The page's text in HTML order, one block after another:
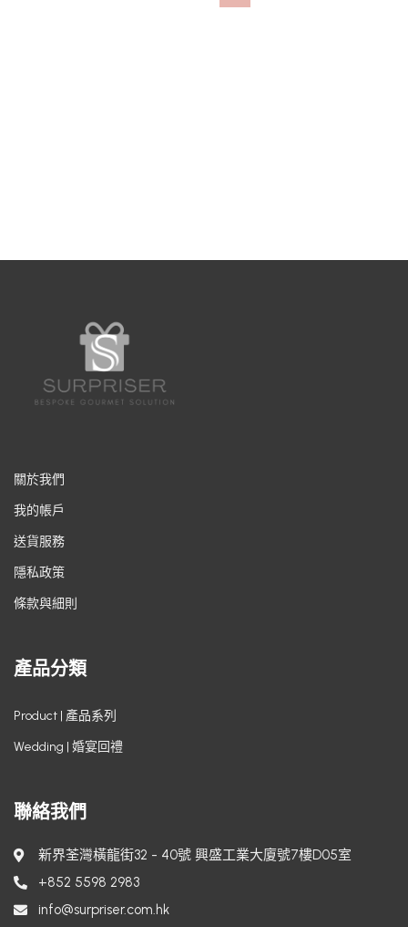
關於我們
我的帳戶
送貨服務
隱私政策
條款與細則
產品分類
Product | 產品系列
Wedding | 婚宴回禮
聯絡我們
新界荃灣橫龍街32 - 40號 興盛工業大廈號7樓D05室
+852 5598 2983
info@surpriser.com.hk